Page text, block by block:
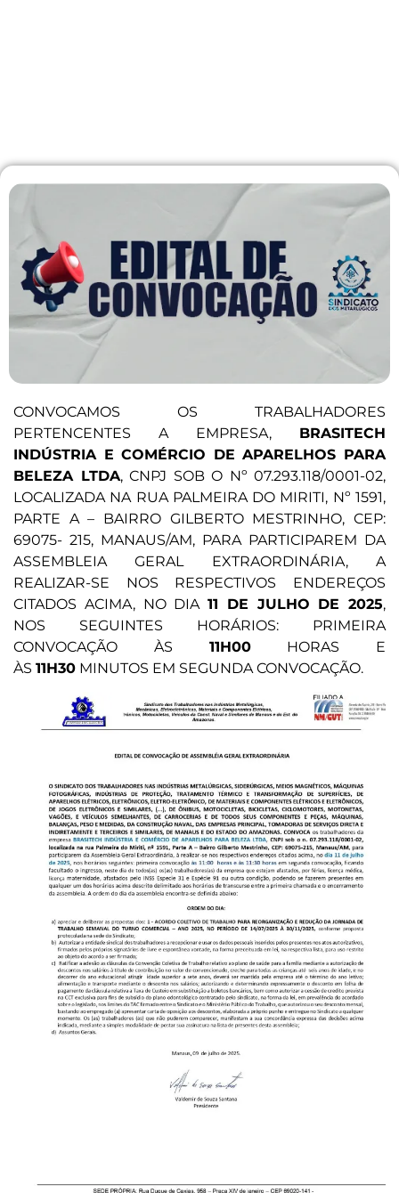
CONVOCAMOS OS TRABALHADORES
PERTENCENTES A EMPRESA, BRASITECH
INDÚSTRIA E COMÉRCIO DE APARELHOS PARA
BELEZA LTDA, CNPJ SOB O Nº 07.293.118/0001-02,
LOCALIZADA NA RUA PALMEIRA DO MIRITI, Nº 1591,
PARTE A – BAIRRO GILBERTO MESTRINHO, CEP:
69075- 215, MANAUS/AM, PARA PARTICIPAREM DA
ASSEMBLEIA GERAL EXTRAORDINÁRIA, A
REALIZAR-SE NOS RESPECTIVOS ENDEREÇOS
CITADOS ACIMA, NO DIA 11 DE JULHO DE 2025,
NOS SEGUINTES HORÁRIOS: PRIMEIRA
CONVOCAÇÃO ÀS 11H00HORAS E
ÀS 11H30 MINUTOS EM SEGUNDA CONVOCAÇÃO.